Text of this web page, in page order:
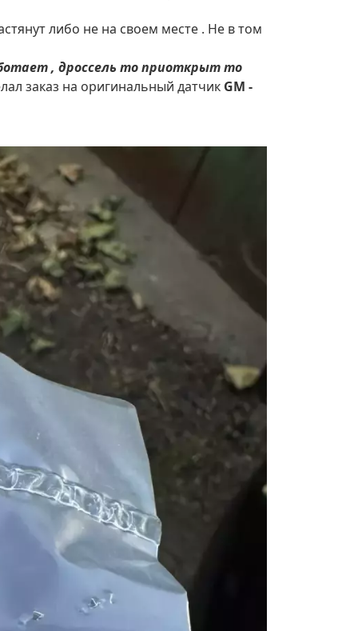
либо не на своем месте . Не в том
, дроссель то приоткрыт то
заказ на оригинальный датчик GM -